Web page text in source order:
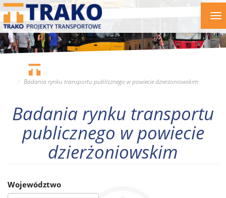
Przejdź
treści
Badania rynku transportu publicznego w powiecie dzierżoniowskim
Badania rynku transportu
publicznego w powiecie
dzierżoniowskim
Województwo